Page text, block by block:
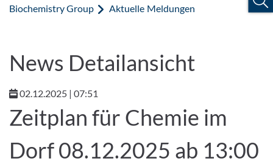
Biochemistry Group
Aktuelle Meldungen
News Detailansicht
02.12.2025 | 07:51
Zeitplan für Chemie im
Dorf 08.12.2025 ab 13:00